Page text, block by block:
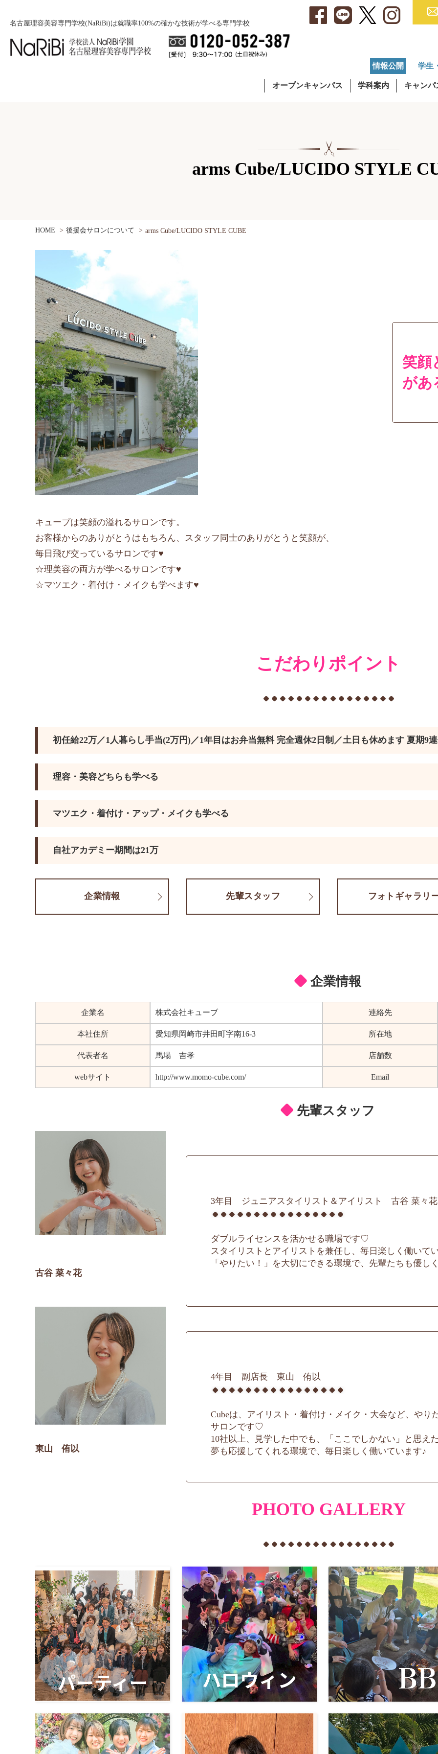
名古屋理容美容専門学校(NaRiBi)は就職率100%の確かな技術が学べる専門学校
情報公開 学生
オープンキャンパス 学科案内 キャンパ
キャンパスライフ
学費について
arms Cube/LUCIDO STYLE
HOME 後援会サロンについて arms Cube/LUCIDO STYLE CUBE
笑顔
があ
キューブは笑顔の溢れるサロンです。
お客様からのありがとうはもちろん、スタッフ同士のありがとうと笑顔が、
毎日飛び交っているサロンです♥
☆理美容の両方が学べるサロンです♥
☆マツエク・着付け・メイクも学べます♥
こだわりポイント
初任給22万／1人暮らし手当(2万円)／1年目はお弁当無料 完全週休2日制／土日も休めます 夏期9
理容・美容どちらも学べる
マツエク・着付け・アップ・メイクも学べる
自社アカデミー期間は21万
企業情報 先輩スタッフ フォトギャラリ
企業情報
企業名 株式会社キューブ 連絡先
本社住所 愛知県岡崎市井田町字南16-3 所在地
代表者名 馬場 吉孝 店舗数
webサイト http://www.momo-cube.com/ Email
先輩スタッフ
古谷 菜々花
3年目 ジュニアスタイリスト＆アイリスト 古谷 菜々花
ダブルライセンスを活かせる職場です♡
スタイリストとアイリストを兼任し、毎日楽しく働いて
「やりたい！」を大切にできる環境で、先輩たちも優
東山 侑以
4年目 副店長 東山 侑以
Cubeは、アイリスト・着付け・メイク・大会など、やり
サロンです♡
10社以上、見学した中でも、「ここでしかない」と思え
夢も応援してくれる環境で、毎日楽しく働いています♪
PHOTO GALLERY